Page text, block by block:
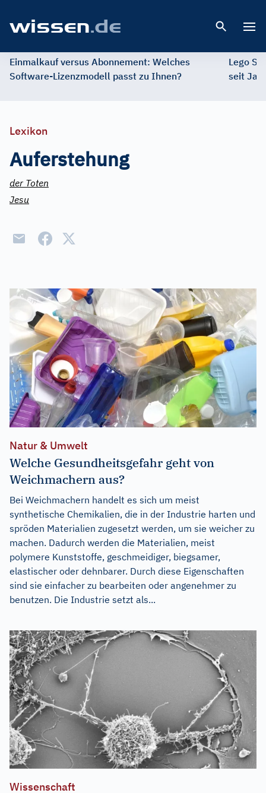
Einmalkauf versus Abonnement: Welches
Software-Lizenzmodell passt zu Ihnen?
Lego
seit
Lexikon
Auferstehung
der Toten
Jesu
Natur & Umwelt
Welche Gesundheitsgefahr geht von
Weichmachern aus?
Bei Weichmachern handelt es sich um meist
synthetische Chemikalien, die in der Industrie harten und
spröden Materialien zugesetzt werden, um sie weicher zu
machen. Dadurch werden die Materialien, meist
polymere Kunststoffe, geschmeidiger, biegsamer,
elastischer oder dehnbarer. Durch diese Eigenschaften
sind sie einfacher zu bearbeiten oder angenehmer zu
benutzen. Die Industrie setzt als...
Wissenschaft